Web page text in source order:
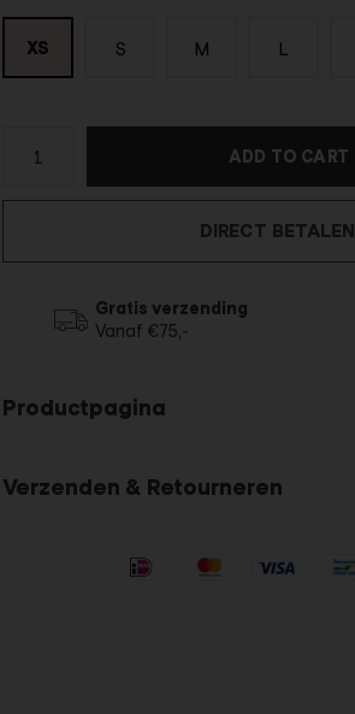
XS S M L
ADD TO CART
DIRECT BETALEN
Gratis verzending
Vanaf €75,-
Productpagina
Verzenden & Retourneren